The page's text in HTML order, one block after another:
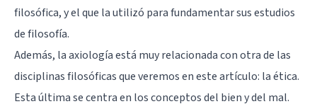
filosófica, y el que la utilizó para fundamentar sus estudios
de filosofía.
Además, la axiología está muy relacionada con otra de las
disciplinas filosóficas que veremos en este artículo: la ética.
Esta última se centra en los conceptos del bien y del mal.